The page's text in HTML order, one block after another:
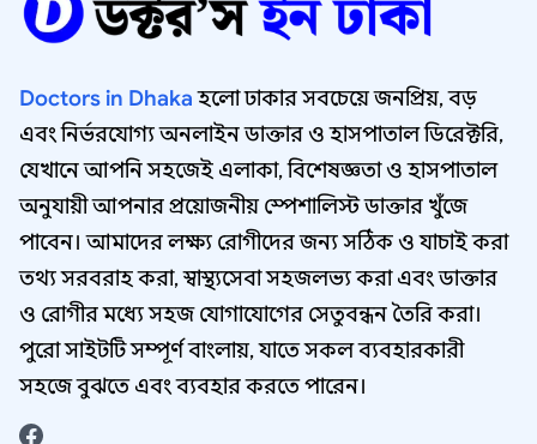
Doctors in Dhakaহলো ঢাকার সবচেয়ে জনপ্রিয়, বড়
এবং নির্ভরযোগ্য অনলাইন ডাক্তার ও হাসপাতাল ডিরেক্টরি,
যেখানে আপনি সহজেই এলাকা, বিশেষজ্ঞতা ও হাসপাতাল
অনুযায়ী আপনার প্রয়োজনীয় স্পেশালিস্ট ডাক্তার খুঁজে
পাবেন। আমাদের লক্ষ্য রোগীদের জন্য সঠিক ও যাচাই করা
তথ্য সরবরাহ করা, স্বাস্থ্যসেবা সহজলভ্য করা এবং ডাক্তার
ও রোগীর মধ্যে সহজ যোগাযোগের সেতুবন্ধন তৈরি করা।
পুরো সাইটটি সম্পূর্ণ বাংলায়, যাতে সকল ব্যবহারকারী
সহজে বুঝতে এবং ব্যবহার করতে পারেন।